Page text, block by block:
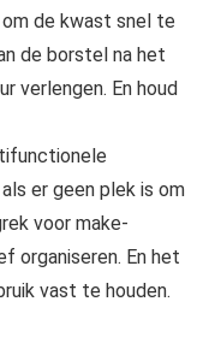
de kwast snel te
de borstel na het
verlengen. En houd
er geen plek is om
voor make-
organiseren. En het
vast te houden.